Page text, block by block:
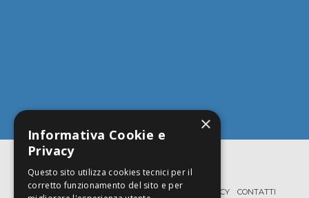
PRIVACY CONTATTI
×
Informativa Cookie e
Privacy
Questo sito utilizza cookies tecnici per il
corretto funzionamento del sito e per